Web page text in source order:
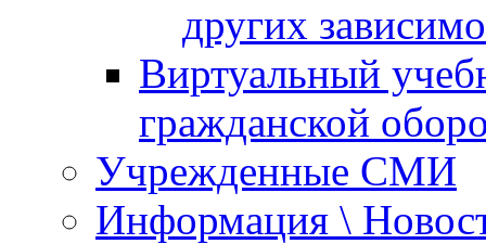
других
Виртуальный
гражданской
Учрежденные СМИ
Информация \